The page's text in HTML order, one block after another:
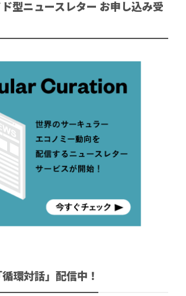
型ニュースレター お申し込み受
環対話」配信中！